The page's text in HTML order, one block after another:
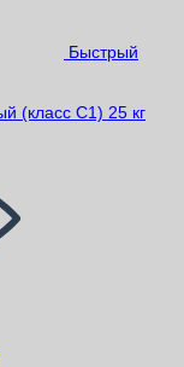
Быстрый